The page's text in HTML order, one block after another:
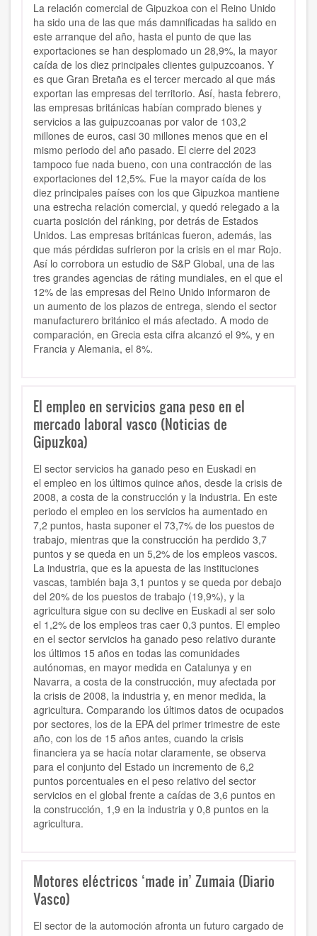
La relación comercial de Gipuzkoa con el Reino Unido
ha sido una de las que más damnificadas ha salido en
este arranque del año, hasta el punto de que las
exportaciones se han desplomado un 28,9%, la mayor
caída de los diez principales clientes guipuzcoanos. Y
es que Gran Bretaña es el tercer mercado al que más
exportan las empresas del territorio. Así, hasta febrero,
las empresas británicas habían comprado bienes y
servicios a las guipuzcoanas por valor de 103,2
millones de euros, casi 30 millones menos que en el
mismo periodo del año pasado. El cierre del 2023
tampoco fue nada bueno, con una contracción de las
exportaciones del 12,5%. Fue la mayor caída de los
diez principales países con los que Gipuzkoa mantiene
una estrecha relación comercial, y quedó relegado a la
cuarta posición del ránking, por detrás de Estados
Unidos. Las empresas británicas fueron, además, las
que más pérdidas sufrieron por la crisis en el mar Rojo.
Así lo corrobora un estudio de S&P Global, una de las
tres grandes agencias de ráting mundiales, en el que el
12% de las empresas del Reino Unido informaron de
un aumento de los plazos de entrega, siendo el sector
manufacturero británico el más afectado. A modo de
comparación, en Grecia esta cifra alcanzó el 9%, y en
Francia y Alemania, el 8%.
El empleo en servicios gana peso en el
mercado laboral vasco (Noticias de
Gipuzkoa)
El sector servicios ha ganado peso en Euskadi en
el empleo en los últimos quince años, desde la crisis de
2008, a costa de la construcción y la industria. En este
periodo el empleo en los servicios ha aumentado en
7,2 puntos, hasta suponer el 73,7% de los puestos de
trabajo, mientras que la construcción ha perdido 3,7
puntos y se queda en un 5,2% de los empleos vascos.
La industria, que es la apuesta de las instituciones
vascas, también baja 3,1 puntos y se queda por debajo
del 20% de los puestos de trabajo (19,9%), y la
agricultura sigue con su declive en Euskadi al ser solo
el 1,2% de los empleos tras caer 0,3 puntos. El empleo
en el sector servicios ha ganado peso relativo durante
los últimos 15 años en todas las comunidades
autónomas, en mayor medida en Catalunya y en
Navarra, a costa de la construcción, muy afectada por
la crisis de 2008, la industria y, en menor medida, la
agricultura. Comparando los últimos datos de ocupados
por sectores, los de la EPA del primer trimestre de este
año, con los de 15 años antes, cuando la crisis
financiera ya se hacía notar claramente, se observa
para el conjunto del Estado un incremento de 6,2
puntos porcentuales en el peso relativo del sector
servicios en el global frente a caídas de 3,6 puntos en
la construcción, 1,9 en la industria y 0,8 puntos en la
agricultura.
Motores eléctricos ‘made in’ Zumaia (Diario
Vasco)
El sector de la automoción afronta un futuro cargado de